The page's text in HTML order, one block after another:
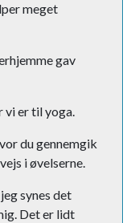
meget
gav
vi er til yoga.
du gennemgik
i øvelserne.
synes det
Det er lidt